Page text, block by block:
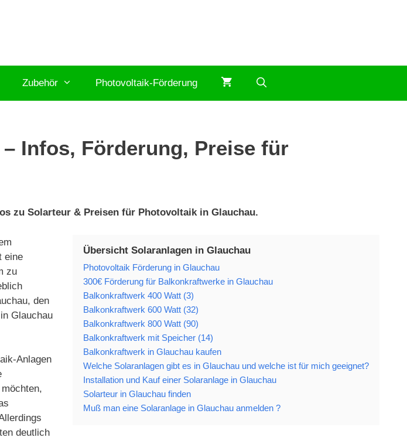
Zubehör Photovoltaik-Förderung
Infos, Förderung, Preise für
zu Solarteur & Preisen für Photovoltaik in Glauchau.
Übersicht Solaranlagen in Glauchau
Photovoltaik Förderung in Glauchau
300€ Förderung für Balkonkraftwerke in Glauchau
Balkonkraftwerk 400 Watt (3)
Balkonkraftwerk 600 Watt (32)
Balkonkraftwerk 800 Watt (90)
Balkonkraftwerk mit Speicher (14)
Balkonkraftwerk in Glauchau kaufen
Welche Solaranlagen gibt es in Glauchau und welche ist für mich geeignet?
Installation und Kauf einer Solaranlage in Glauchau
Solarteur in Glauchau finden
Muß man eine Solaranlage in Glauchau anmelden ?
eine
zu
den
Glauchau
Anlagen
deutlich